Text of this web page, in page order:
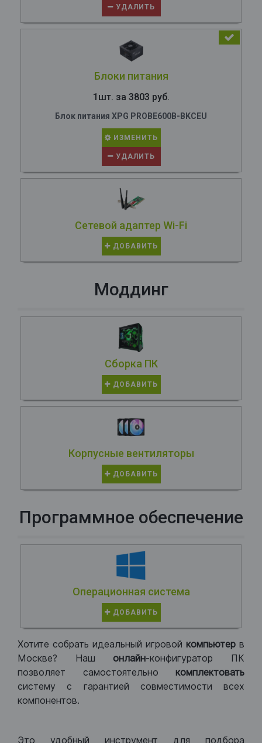
УДАЛИТЬ
Блоки питания
1шт. за 3803 руб.
Блок питания XPG PROBE600B-BKCEU
ИЗМЕНИТЬ
УДАЛИТЬ
Сетевой адаптер Wi-Fi
ДОБАВИТЬ
Моддинг
Сборка ПК
ДОБАВИТЬ
Корпусные вентиляторы
ДОБАВИТЬ
Программное обеспечение
Операционная система
ДОБАВИТЬ
Хотите собрать идеальный игровой компьютер в
Москве? Нашонлайн-конфигуратор ПК
позволяет самостоятельно комплектовать
систему с гарантией совместимости всех
компонентов.
Это удобный инструмент для подбора